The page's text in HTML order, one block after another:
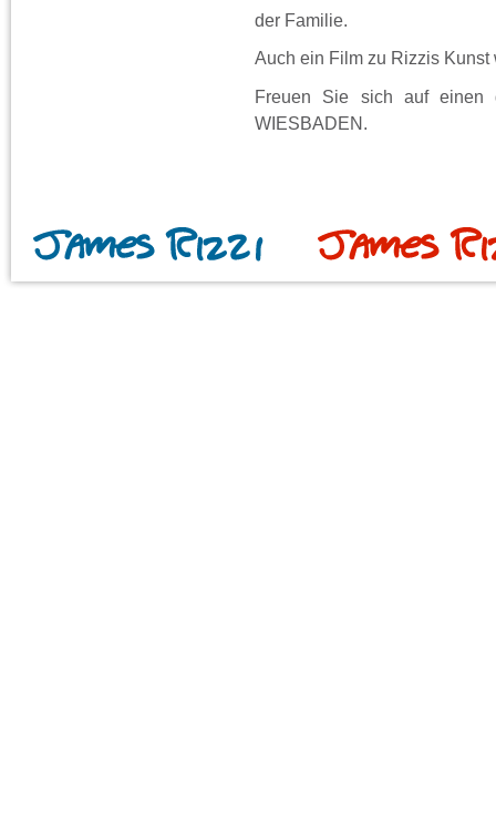
der Familie.
Auch ein Film zu Rizzis
Freuen Sie sich auf einen
WIESBADEN.